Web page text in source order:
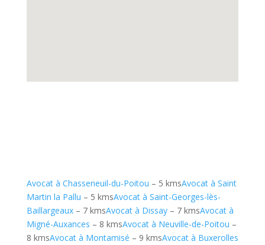
Avocat à Chasseneuil-du-Poitou – 5 kmsAvocat à Saint
Martin la Pallu – 5 kmsAvocat à Saint-Georges-lès-
Baillargeaux– 7 kmsAvocat à Dissay– 7 kmsAvocat à
Migné-Auxances – 8 kmsAvocat à Neuville-de-Poitou –
8 kmsAvocat à Montamisé – 9 kmsAvocat à Buxerolles